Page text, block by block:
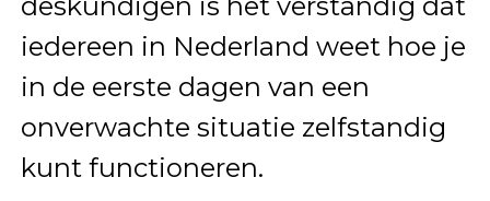
iedereen in Nederland weet hoe je
in de eerste dagen van een
onverwachte situatie zelfstandig
kunt functioneren.